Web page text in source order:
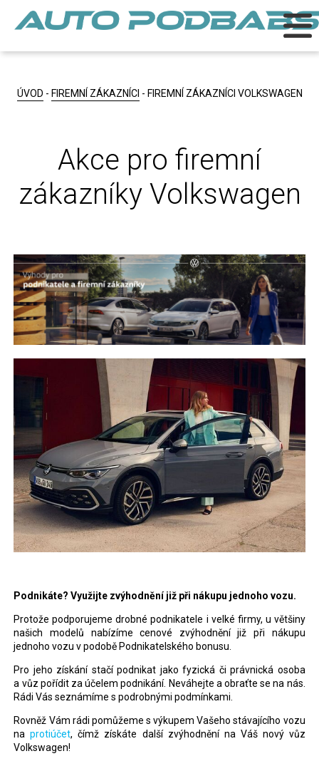
ÚVOD - FIREMNÍ ZÁKAZNÍCI - FIREMNÍ ZÁKAZNÍCI VOLKSWAGEN
Akce pro firemní
zákazníky Volkswagen
Podnikáte? Využijte zvýhodnění již při nákupu jednoho vozu.
Protože podporujeme drobné podnikatele i velké firmy, u většiny
našich modelů nabízíme cenové zvýhodnění již při nákupu
jednoho vozu v podobě Podnikatelského bonusu.
Pro jeho získání stačí podnikat jako fyzická či právnická osoba
a vůz pořídit za účelem podnikání. Neváhejte a obraťte se na nás.
Rádi Vás seznámíme s podrobnými podmínkami.
Rovněž Vám rádi pomůžeme s výkupem Vašeho stávajícího vozu
naprotiúčet, čímž získáte další zvýhodnění na Váš nový vůz
Volkswagen!